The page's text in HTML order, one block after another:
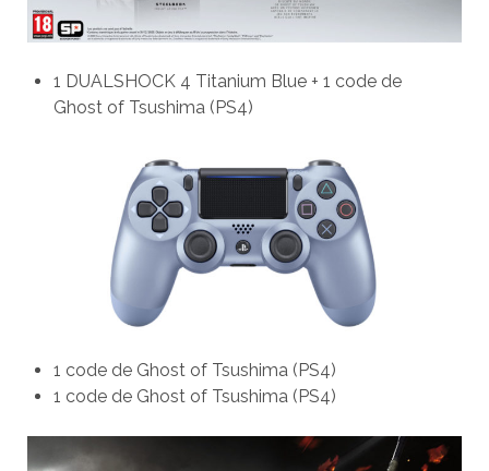
1 DUALSHOCK 4 Titanium Blue + 1 code de
Ghost of Tsushima (PS4)
1 code de Ghost of Tsushima (PS4)
1 code de Ghost of Tsushima (PS4)